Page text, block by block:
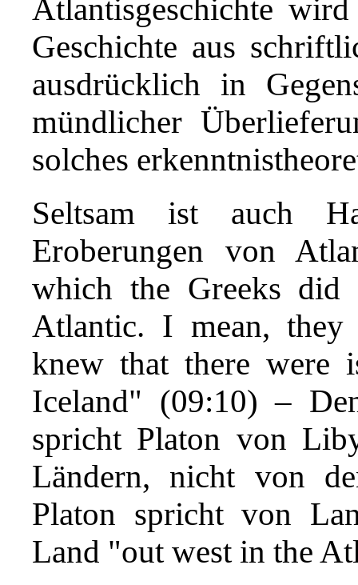
Atlantisgeschichte
Geschichte aus
ausdrücklich in
mündlicher
solches
Seltsam ist auch
Eroberungen von
which the Greeks
Atlantic. I mean,
knew that there were
Iceland" (09:10) –
spricht Platon von
Ländern, nicht von
Platon spricht von
Land "out west in the